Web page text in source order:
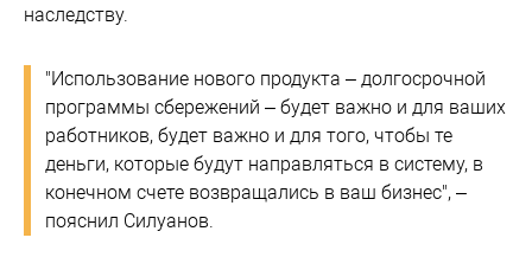
наследству.
"Использование нового продукта – долгосрочной
программы сбережений – будет важно и для ваших
работников, будет важно и для того, чтобы те
деньги, которые будут направляться в систему, в
конечном счете возвращались в ваш бизнес", –
пояснил Силуанов.